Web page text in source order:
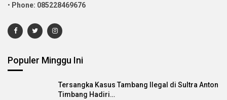
• Phone: 085228469676
Populer Minggu Ini
Tersangka Kasus Tambang Ilegal di Sultra Anton
Timbang Hadiri…